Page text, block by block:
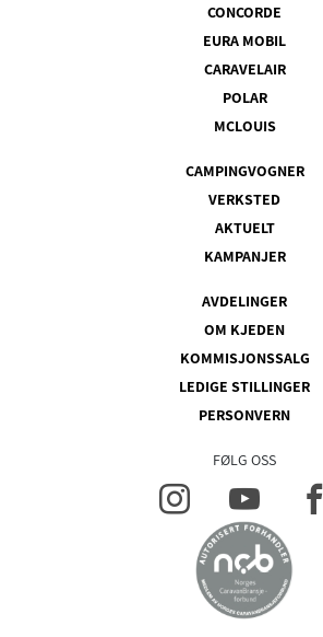
CONCORDE
EURA MOBIL
CARAVELAIR
POLAR
MCLOUIS
CAMPINGVOGNER
VERKSTED
AKTUELT
KAMPANJER
AVDELINGER
OM KJEDEN
KOMMISJONSSALG
LEDIGE STILLINGER
PERSONVERN
FØLG OSS